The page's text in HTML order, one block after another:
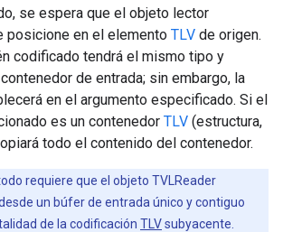
se espera que el objeto lector
posicione en el elemento TLV de origen.
codificado tendrá el mismo tipo y
de entrada; sin embargo, la
en el argumento especificado. Si el
es un contenedor TLV (estructura,
todo el contenido del contenedor.
requiere que el objeto TVLReader
un búfer de entrada único y contiguo
de la codificación TLVsubyacente.